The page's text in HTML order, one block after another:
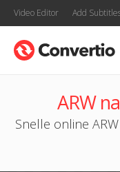
Video Editor Add
ARW
Snelle online